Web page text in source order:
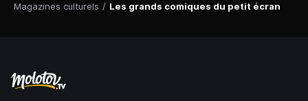
Magazines culturels / Les grands comiques du petit écran